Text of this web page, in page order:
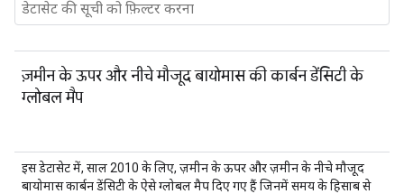
ज़मीन के ऊपर और नीचे मौजूद बायोमास की कार्बन डेंसिटी के
ग्लोबल मैप
इस डेटासेट में, साल 2010 के लिए, ज़मीन के ऊपर और ज़मीन के नीचे मौजूद
बायोमास कार्बन डेंसिटी के ऐसे ग्लोबल मैप दिए गए हैं जिनमें समय के हिसाब से